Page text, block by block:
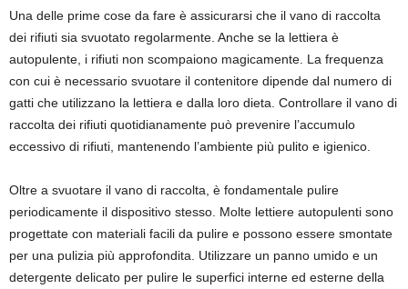
Una delle prime cose da fare è assicurarsi che il vano di raccolta
dei rifiuti sia svuotato regolarmente. Anche se la lettiera è
autopulente, i rifiuti non scompaiono magicamente. La frequenza
con cui è necessario svuotare il contenitore dipende dal numero di
gatti che utilizzano la lettiera e dalla loro dieta. Controllare il vano di
raccolta dei rifiuti quotidianamente può prevenire l’accumulo
eccessivo di rifiuti, mantenendo l’ambiente più pulito e igienico.
Oltre a svuotare il vano di raccolta, è fondamentale pulire
periodicamente il dispositivo stesso. Molte lettiere autopulenti sono
progettate con materiali facili da pulire e possono essere smontate
per una pulizia più approfondita. Utilizzare un panno umido e un
detergente delicato per pulire le superfici interne ed esterne della